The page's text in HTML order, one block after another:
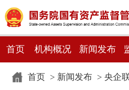
首页 机构概况 新闻发布
首页> 新闻发布> 央企